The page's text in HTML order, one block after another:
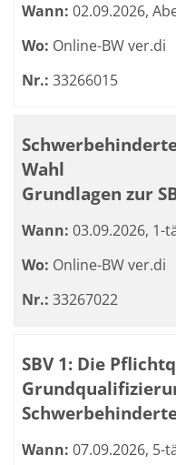
Wann: 02.09.2026,
Wo: Online-BW ver.di
Nr.: 33266015
Wahl
Grundlagen zur
Wann: 03.09.2026, 1-
Wo: Online-BW ver.di
Nr.: 33267022
SBV 1: Die
Wann: 07.09.2026, 5-